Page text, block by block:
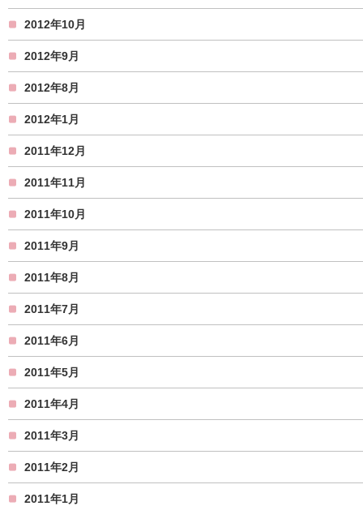
2012年10月
2012年9月
2012年8月
2012年1月
2011年12月
2011年11月
2011年10月
2011年9月
2011年8月
2011年7月
2011年6月
2011年5月
2011年4月
2011年3月
2011年2月
2011年1月